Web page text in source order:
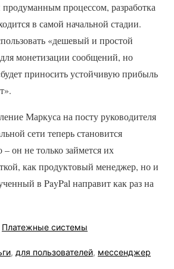
процессом, разработка
в самой начальной стадии.
«дешевый и простой
монетизации сообщений, но
приносить устойчивую прибыль
Маркуса на посту руководителя
сети теперь становится
он не только займется их
как продуктовый менеджер, но и
в PayPal направит как раз на
Платежные системы
, для пользователей, мессенджер